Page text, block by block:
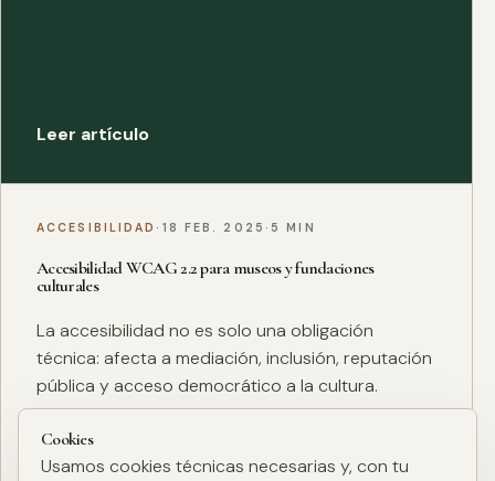
Leer artículo
ACCESIBILIDAD · 18 FEB. 2025 · 5 MIN
Accesibilidad WCAG 2.2 para museos y fundaciones
culturales
La accesibilidad no es solo una obligación
técnica: afecta a mediación, inclusión, reputación
pública y acceso democrático a la cultura.
Cookies
Usamos cookies técnicas necesarias y, con tu